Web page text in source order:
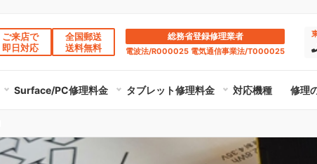
ご来店で
即日対応
全国郵送
送料無料
総務省登録修理業者
電波法/R000025 電気通信事業法/T000025
Surface/PC修理料金 タブレット修理料金 対応機種 修理